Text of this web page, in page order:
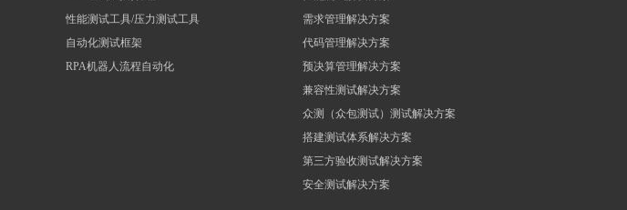
性能测试工具/压力测试工具
自动化测试框架
RPA机器人流程自动化
需求管理解决方案
代码管理解决方案
预决算管理解决方案
兼容性测试解决方案
众测（众包测试）测试解决方案
搭建测试体系解决方案
第三方验收测试解决方案
安全测试解决方案